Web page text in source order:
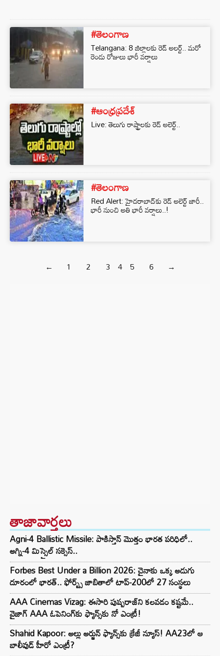
#తెలంగాణ
Telangana: 8 జిల్లాలకు రెడ్ అలర్ట్.. మరో
రెండు రోజులు భారీ వర్షాలు
#ఆంధ్రప్రదేశ్
Live: తెలుగు రాష్ట్రాలకు రెడ్‌ అలెర్ట్..
#తెలంగాణ
Red Alert: హైదరాబాద్‌కు రెడ్‌ అలెర్ట్ జారీ..
భారీ నుంచి అతి భారీ వర్షాలు..!
← 1 2 3 4 5 6 →
తాజావార్తలు
Agni-4 Ballistic Missile: పాకిస్తాన్ మొత్తం భారత పరిధిలో..
అగ్ని-4 మిస్సైల్ సక్సెస్..
Forbes Best Under a Billion 2026: చైనాకు ఒక్క అడుగు
దూరంలో భారత్.. ఫోర్బ్స్ జాబితాలో టాప్-200లో 27 సంస్థలు
AAA Cinemas Vizag: ఈసారి పుష్పరాజ్‌ని కలవడం కష్టమే..
వైజాగ్ AAA ఓపెనింగ్‌కు ఫ్యాన్స్‌కు నో ఎంట్రీ!
Shahid Kapoor: అల్లు అర్జున్ ఫ్యాన్స్‌కు క్రేజీ న్యూస్! AA23లో ఆ
బాలీవుడ్ హీరో ఎంట్రీ?